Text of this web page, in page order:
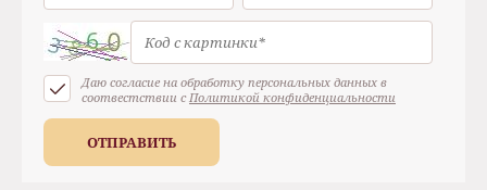
Даю согласие на обработку персональных данных в
соотвестствии с Политикой конфиденциальности
ОТПРАВИТЬ